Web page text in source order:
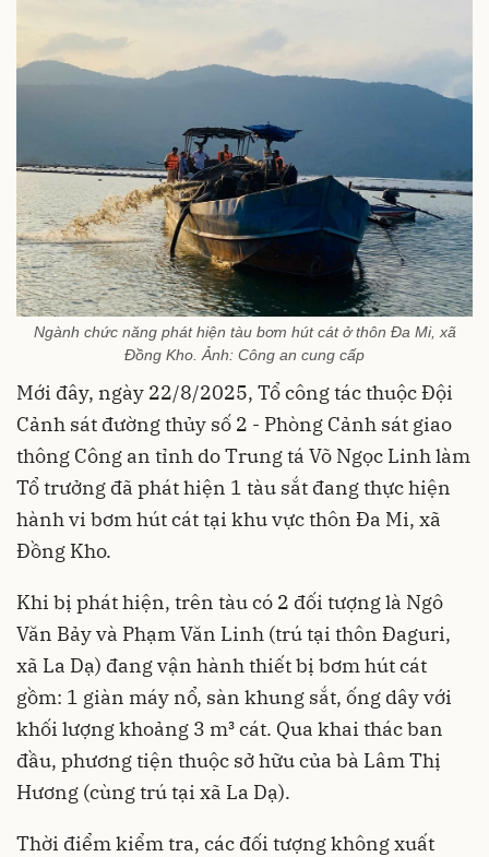
Ngành chức năng phát hiện tàu bơm hút cát ở thôn Đa Mi, xã
Đồng Kho. Ảnh: Công an cung cấp
Mới đây, ngày 22/8/2025, Tổ công tác thuộc Đội
Cảnh sát đường thủy số 2 - Phòng Cảnh sát giao
thông Công an tỉnh do Trung tá Võ Ngọc Linh làm
Tổ trưởng đã phát hiện 1 tàu sắt đang thực hiện
hành vi bơm hút cát tại khu vực thôn Đa Mi, xã
Đồng Kho.
Khi bị phát hiện, trên tàu có 2 đối tượng là Ngô
Văn Bảy và Phạm Văn Linh (trú tại thôn Đaguri,
xã La Dạ) đang vận hành thiết bị bơm hút cát
gồm: 1 giàn máy nổ, sàn khung sắt, ống dây với
khối lượng khoảng 3 m³ cát. Qua khai thác ban
đầu, phương tiện thuộc sở hữu của bà Lâm Thị
Hương (cùng trú tại xã La Dạ).
Thời điểm kiểm tra, các đối tượng không xuất